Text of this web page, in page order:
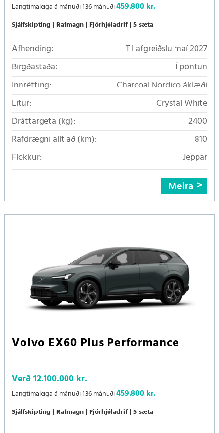
Langtímaleiga á mánuði í 36 mánuði459.800 kr.
Sjálfskipting Rafmagn Fjórhjóladrif 5 sæta
Afhending:
Til afgreiðslu maí 2027
Birgðastaða:
Í pöntun
Innrétting:
Charcoal Nordico áklæði
Litur:
Crystal White
Dráttargeta (kg):
2400
Rafdrægni allt að (km):
810
Flokkur:
Jeppar
Meira
Volvo EX60 Plus Performance
Verð12.100.000 kr.
Langtímaleiga á mánuði í 36 mánuði459.800 kr.
Sjálfskipting Rafmagn Fjórhjóladrif 5 sæta